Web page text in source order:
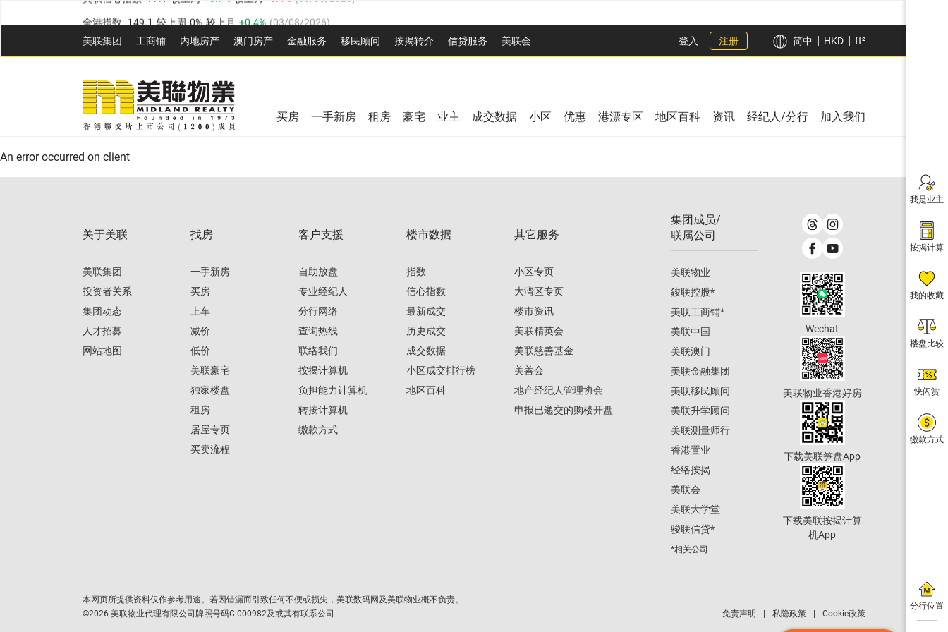
港岛指数 157.4 较上周 -0.3% 较上月 -0.8% 03/08/2026
九龙指数 156.4 较上周 -0.1% 较上月 0.3% (03/08/2026)
新界指数 134.8 较上周 0.1% 较上月
美联信心指数 77.1 较上周 0.7% 较上月 03/08/2026
美联集团 工商铺 内地房产 澳⻔房产 金融服务 移民顾问 按揭转介 信贷服务 美联会
全港指数 149.1 较上周 0% 较上月
美联信心指数 较上周 0.7% 03/08/2026
登入 注册 简中 HKD ft²
我是业主
按揭计算
我的收藏
楼盘比较
快闪赏
缴款方式
分行位置
买房 一手新房 租房 豪宅 业主 成交数据 小区 优惠 港漂专区 地区百科 资讯 经纪人/分行 加入我们
An error occurred on client
关于美联
美联集团
投资者关系
集团动态
人才招募
网站地图
找房
一手新房
买房
上车
减价
低价
美联豪宅
独家楼盘
租房
居屋专页
买卖流程
客户支援
自助放盘
专业经纪人
分行网络
查询热线
联络我们
按揭计算机
负担能力计算机
转按计算机
缴款方式
楼市数据
指数
信心指数
最新成交
历史成交
成交数据
小区成交排行榜
地区百科
其它服务
小区专页
大湾区专页
楼市资讯
美联精英会
美联慈善基金
美善会
地产经纪人管理协会
申报已递交的购楼开盘
集团成员/
联属公司
美联物业
鋑联控股*
美联工商铺*
美联中国
美联澳门
美联金融集团
美联移民顾问
美联升学顾问
美联测量师行
香港置业
经络按揭
美联会
美联大学堂
骏联信贷*
*相关公司
Wechat
美联物业香港好房
下载美联笋盘App
下载美联按揭计算
机App
本网页所提供资料仅作参考用途。若因错漏而引致任何不便或损失，美联数码网及美联物业概不负责。
©2026 美联物业代理有限公司牌照号码C-000982及或其有联系公司 免责声明 私隐政策 Cookie政策